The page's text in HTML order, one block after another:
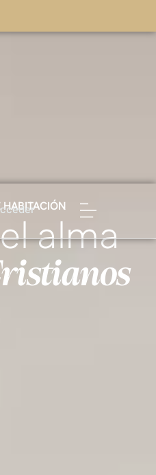
alma